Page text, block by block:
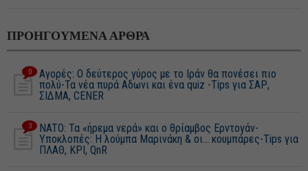
ΠΡΟΗΓΟΥΜΕΝΑ ΑΡΘΡΑ
0
Αγορές: Ο δεύτερος γύρος με το Ιράν θα πονέσει πιο
πολύ-Τα νέα πυρά Αδωνι και ένα quiz -Tips για ΣΑΡ,
ΣΙΔΜΑ, CENER
3
NATO: Τα «ήρεμα νερά» και ο θρίαμβος Ερντογάν-
Υποκλοπές: Η λούμπα Μαρινάκη & οι... κουμπάρες-Tips για
ΠΛΑΘ, ΚΡΙ, QnR